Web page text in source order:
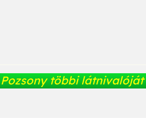
Pozsony többi látnivalóját